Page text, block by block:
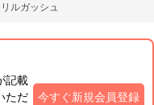
ルガッシュ
記載
ただ
今すぐ新規会員登録